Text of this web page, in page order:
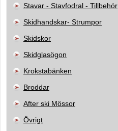
Stavar - Stavfodral - Tillbehör
Skidhandskar- Strumpor
Skidskor
Skidglasögon
Krokstabänken
Broddar
After ski Mössor
Övrigt